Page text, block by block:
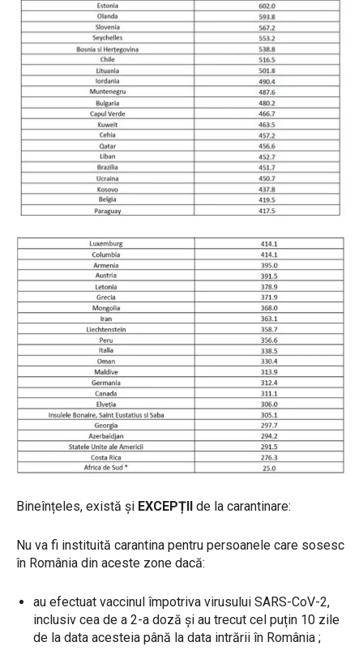
Bineînțeles, există și EXCEPȚII de la carantinare:
Nu va fi instituită carantina pentru persoanele care sosesc
în România din aceste zone dacă:
au efectuat vaccinul împotriva virusului SARS-CoV-2,
inclusiv cea de a 2-a doză și au trecut cel puțin 10 zile
de la data acesteia până la data intrării în România ;